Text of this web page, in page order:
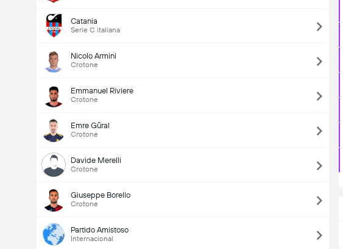
Catania
Serie C italiana
Nicolo Armini
Crotone
Emmanuel Riviere
Crotone
Emre Güral
Crotone
Davide Merelli
Crotone
Giuseppe Borello
Crotone
Partido Amistoso
Internacional